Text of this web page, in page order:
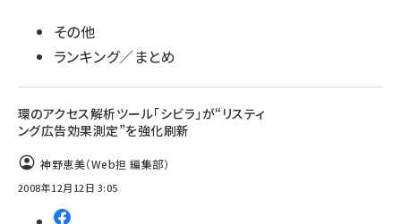
その他
ランキング／まとめ
環のアクセス解析ツール「シビラ」が“リスティ
ング広告効果測定”を強化刷新
神野恵美（Web担 編集部）
2008年12月12日 3:05